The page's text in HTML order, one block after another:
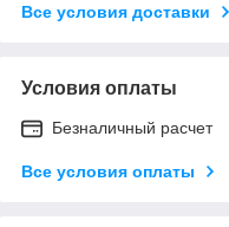
Все условия доставки
Условия оплаты
Безналичный расчет
Все условия оплаты